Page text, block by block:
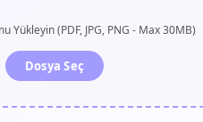
Yükleyin (PDF, JPG, PNG - Max 30MB)
Dosya Seç